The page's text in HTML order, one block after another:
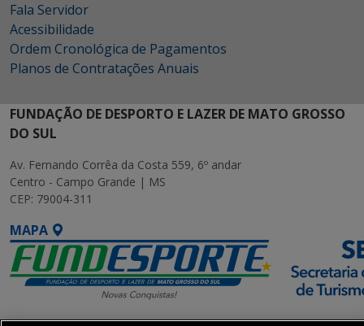
Fala Servidor
Acessibilidade
Ordem Cronológica de Pagamentos
Planos de Contratações Anuais
FUNDAÇÃO DE DESPORTO E LAZER DE MATO GROSSO
DO SUL
Av. Fernando Corrêa da Costa 559, 6º andar
Centro - Campo Grande | MS
CEP: 79004-311
MAPA